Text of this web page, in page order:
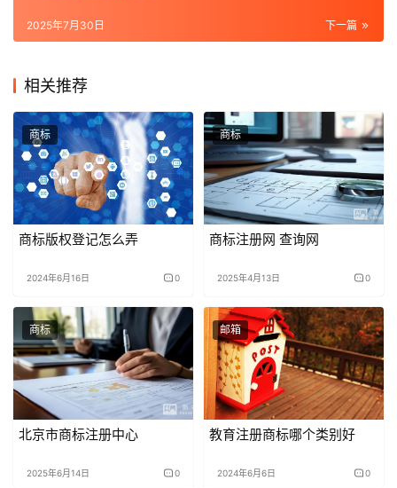
下一篇
2025年7月30日
相关推荐
商标
商标版权登记怎么弄
2024年6月16日 0
商标
商标注册网 查询网
2025年4月13日 0
商标
北京市商标注册中心
2025年6月14日 0
邮箱
教育注册商标哪个类别好
2024年6月6日 0